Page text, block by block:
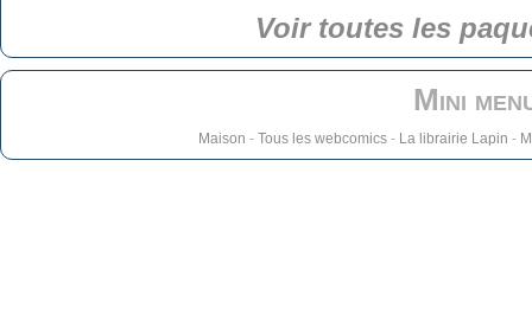
Voir toutes les
Mini
Maison - Tous les webcomics- La librairie Lapin -